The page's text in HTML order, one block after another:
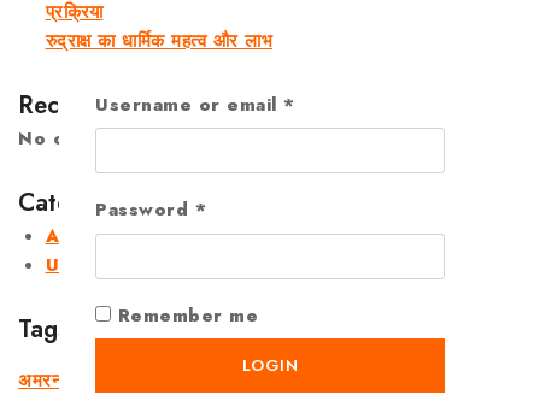
प्रक्रिया
रुद्राक्ष का धार्मिक महत्व और लाभ
Recent Comments
No comments to show.
Categories
Amarnath Yatra
Uncategorized
Tags
अमरनाथ प्रसाद (4)
Username or email *
Password *
Remember me
LOGIN